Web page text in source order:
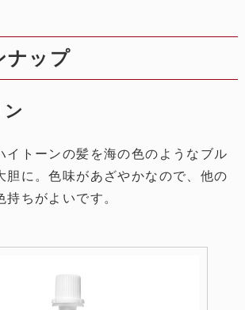
ナップ
イトーンの髪を海の色のようなブル
胆に。色味があざやかなので、他の
ちがよいです。